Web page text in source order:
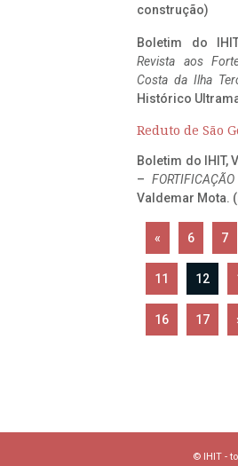
construção)
Boletim do
Revista aos
Costa da Ilha
Histórico
Reduto de São
Boletim do IHIT,
–
Valdemar Mota.
« 6 7
11 12
16 17
© IHIT -